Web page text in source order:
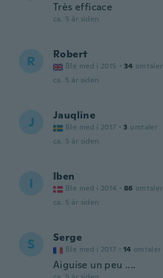
Très efficace
ca. 5 år siden
R Robert
Ble med i 2015 · 34 omtaler
ca. 5 år siden
J Jauqline
Ble med i 2017 · 3 omtaler
ca. 5 år siden
I Iben
Ble med i 2014 · 86 omtaler
ca. 5 år siden
S Serge
Ble med i 2017 · 14 omtaler
Aiguise un peu ....